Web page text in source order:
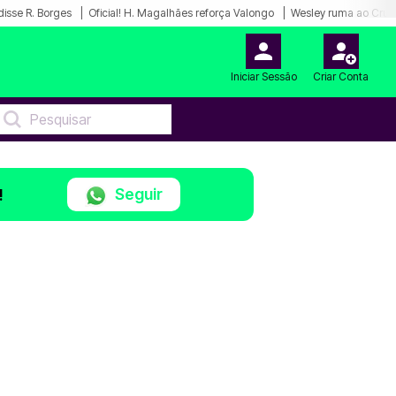
R. Borges Oficial! H. Magalhães reforça Valongo Wesley ruma ao
Iniciar Sessão Criar Conta
Seguir